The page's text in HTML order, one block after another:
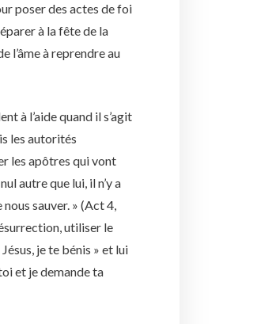
poser des actes de foi
à la fête de la
l’âme à reprendre au
à l’aide quand il s’agit
les autorités
les apôtres qui vont
autre que lui, il n’y a
nous sauver. » (Act 4,
utiliser le
je te bénis » et lui
et je demande ta